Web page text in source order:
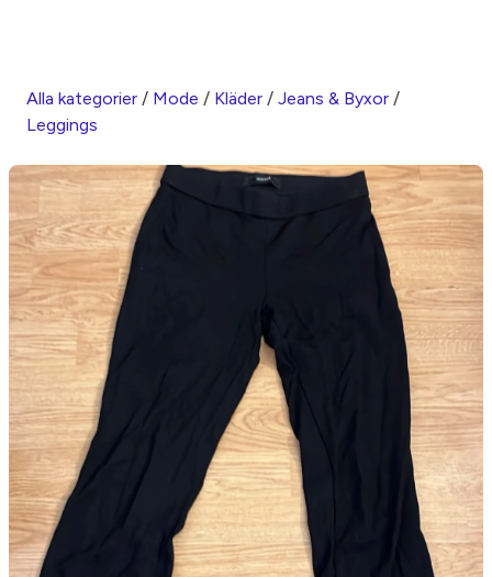
Alla kategorier / Mode / Kläder / Jeans & Byxor /
Leggings